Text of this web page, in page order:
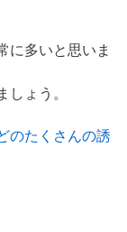
に多いと思いま
ょう。
のたくさんの誘